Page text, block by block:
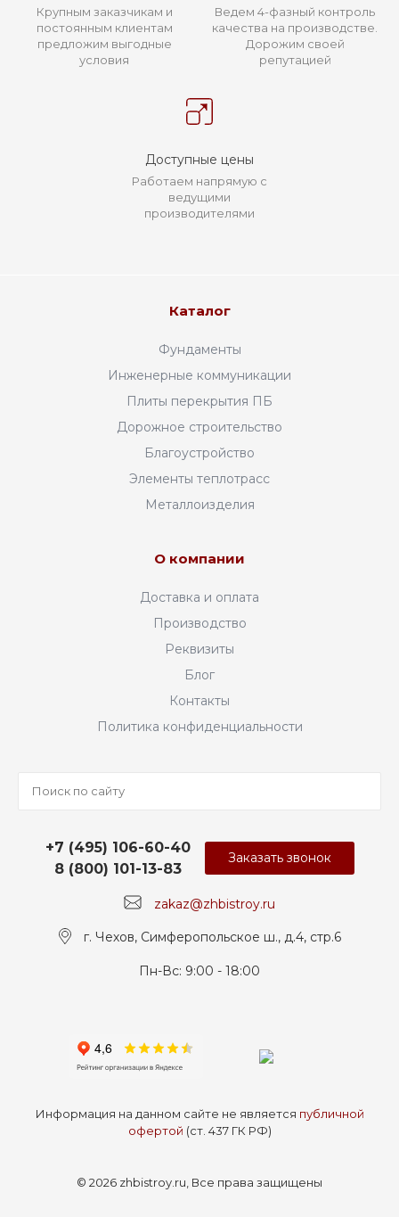
Крупным заказчикам и
постоянным клиентам
предложим выгодные
условия
Ведем 4-фазный контроль
качества на производстве.
Дорожим своей
репутацией
Доступные цены
Работаем напрямую с
ведущими
производителями
Каталог
Фундаменты
Инженерные коммуникации
Плиты перекрытия ПБ
Дорожное строительство
Благоустройство
Элементы теплотрасс
Металлоизделия
О компании
Доставка и оплата
Производство
Реквизиты
Блог
Контакты
Политика конфиденциальности
+7 (495) 106-60-40
8 (800) 101-13-83
zakaz@zhbistroy.ru
Заказать звонок
г. Чехов, Симферопольское ш., д.4, стр.6
Пн-Вс: 9:00 - 18:00
Информация на данном сайте не является публичной
офертой (ст. 437 ГК РФ)
© 2026 zhbistroy.ru, Все права защищены